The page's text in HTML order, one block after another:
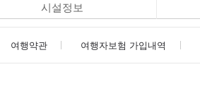
시설정보
여행약관 여행자보험 가입내역